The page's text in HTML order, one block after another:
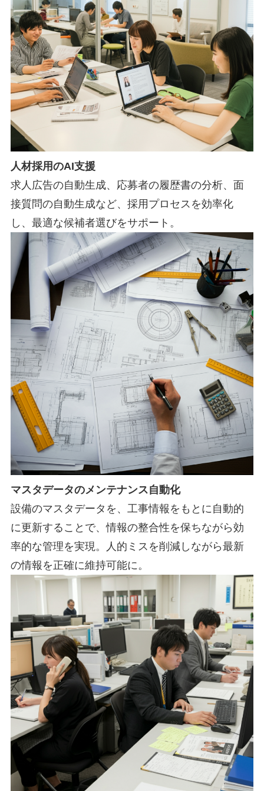
人材採用のAI支援
求人広告の自動生成、応募者の履歴書の分析、面
接質問の自動生成など、採用プロセスを効率化
し、最適な候補者選びをサポート。
マスタデータのメンテナンス自動化
設備のマスタデータを、工事情報をもとに自動的
に更新することで、情報の整合性を保ちながら効
率的な管理を実現。人的ミスを削減しながら最新
の情報を正確に維持可能に。